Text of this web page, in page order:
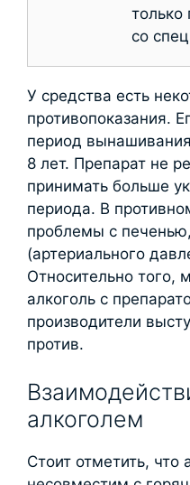
только
со
У средства есть
противопоказания.
период
8 лет. Препарат не
принимать больше
периода. В
проблемы с
(артериального
Относительно того,
алкоголь с
производители
против.
алкоголем
Стоит отметить, что